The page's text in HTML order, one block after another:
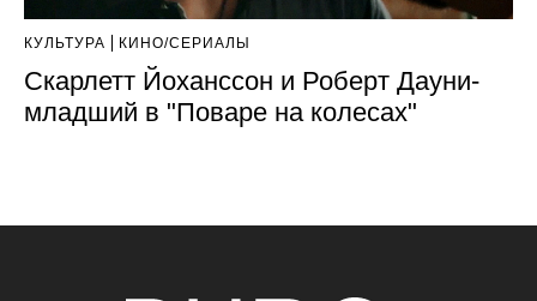
КУЛЬТУРА КИНО/СЕРИАЛЫ
Скарлетт Йоханссон и Роберт Дауни-
младший в "Поваре на колесах"